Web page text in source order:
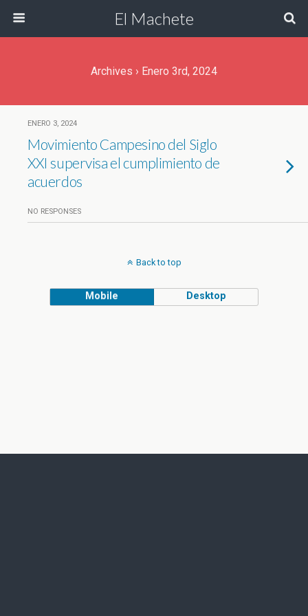
El Machete
Archives › Enero 3rd, 2024
ENERO 3, 2024
Movimiento Campesino del Siglo
XXI supervisa el cumplimiento de
acuerdos
NO RESPONSES
Back to top
Mobile Desktop